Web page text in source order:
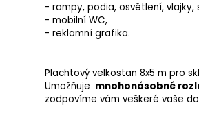
- rampy, podia, osvětlení,
- mobilní WC,
- reklamní grafika.
Plachtový velkostan 8x5 m pro
Umožňuje mnohonásobné
zodpovíme vám veškeré vaše